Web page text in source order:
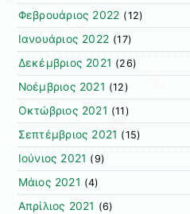
Φεβρουάριος 2022 (12)
Ιανουάριος 2022 (17)
Δεκέμβριος 2021 (26)
Νοέμβριος 2021 (12)
Οκτώβριος 2021 (11)
Σεπτέμβριος 2021 (15)
Ιούνιος 2021 (9)
Μάιος 2021 (4)
Απρίλιος 2021 (6)